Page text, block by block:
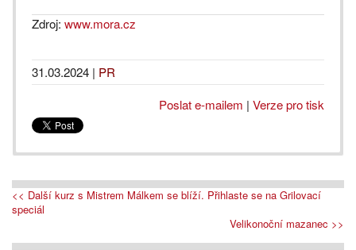
Zdroj: www.mora.cz
31.03.2024 | PR
Poslat e-mailem | Verze pro tisk
<< Další kurz s Mistrem Málkem se blíží. Přihlaste se na Grilovací
speciál
Velikonoční mazanec >>